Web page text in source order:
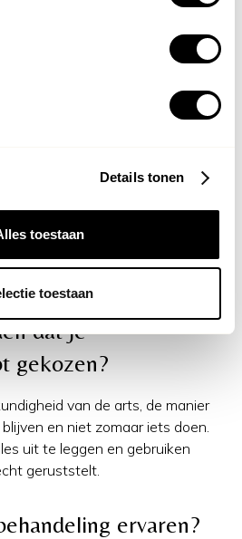
Details tonen
toestaan
toestaan
uit hyaluronzuur. Met een
op mijn voorhoofd en rond
Je denkt bij Botox al gauw aan
al jaren gebruikt in de
voor spasmes en migraine.
dus dacht: Hoppakee, doe
bij Aēstec zijn ze heel
alles in kleine stapjes, zodat ze
ervan is en er geen mogelijkheid
dat je
gekozen?
van de arts, de manier
en niet zomaar iets doen.
uit te leggen en gebruiken
geruststelt.
ervaren?